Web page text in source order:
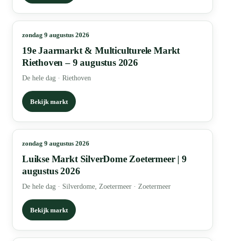
zondag 9 augustus 2026
19e Jaarmarkt & Multiculturele Markt
Riethoven – 9 augustus 2026
De hele dag · Riethoven
Bekijk markt
zondag 9 augustus 2026
Luikse Markt SilverDome Zoetermeer | 9
augustus 2026
De hele dag · Silverdome, Zoetermeer · Zoetermeer
Bekijk markt